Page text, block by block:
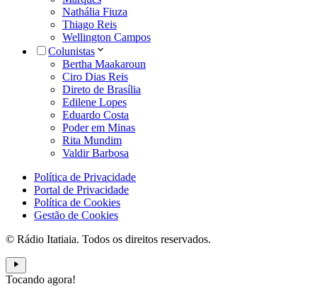
Nathália Fiuza
Thiago Reis
Wellington Campos
Colunistas
Bertha Maakaroun
Ciro Dias Reis
Direto de Brasília
Edilene Lopes
Eduardo Costa
Poder em Minas
Rita Mundim
Valdir Barbosa
Política de Privacidade
Portal de Privacidade
Política de Cookies
Gestão de Cookies
© Rádio Itatiaia. Todos os direitos reservados.
Tocando agora!